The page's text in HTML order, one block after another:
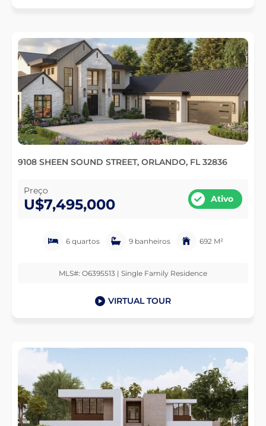
9108 SHEEN SOUND STREET, ORLANDO, FL 32836
Preço
U$7,495,000 Ativo
6 quartos 9 banheiros 692 M²
MLS#: O6395513 | Single Family Residence
VIRTUAL TOUR